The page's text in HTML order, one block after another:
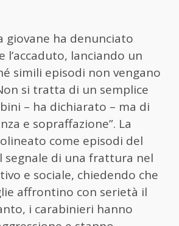
giovane ha denunciato
l’accaduto, lanciando un
simili episodi non vengano
si tratta di un semplice
– ha dichiarato – ma di
e sopraffazione”. La
come episodi del
segnale di una frattura nel
e sociale, chiedendo che
affrontino con serietà il
i carabinieri hanno